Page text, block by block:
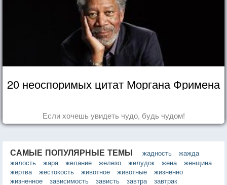
20 неоспоримых цитат Моргана Фримена
Если хочешь увидеть чудо, будь чудом!
САМЫЕ ПОПУЛЯРНЫЕ ТЕМЫ жадность
жажда
жалость
жара желание железо желудок жена
женщина
жертва
жестокость животное животные
жизненно
жизненное
зависимость зависть завтра
завтрак